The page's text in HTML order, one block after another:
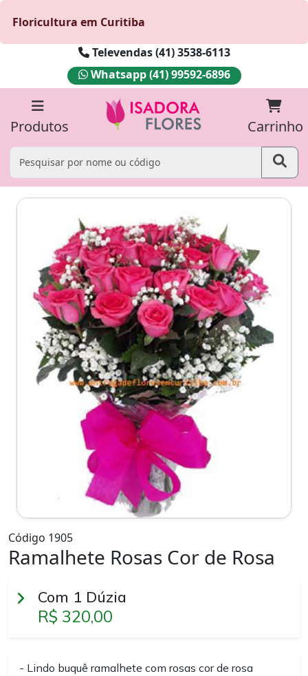
Floricultura em Curitiba
Televendas (41) 3538-6113
Whatsapp (41) 99592-6896
Produtos Carrinho
Código 1905
Ramalhete Rosas Cor de Rosa
Com 1 Dúzia
R$ 320,00
- Lindo buquê ramalhete com rosas cor de rosa